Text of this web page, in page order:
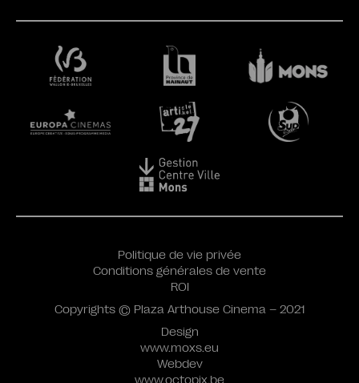
Design
www.moxs.eu
Webdev
www.octopix.be
Politique de vie privée
Conditions générales de vente
ROI
Copyrights © Plaza Arthouse Cinema – 2021